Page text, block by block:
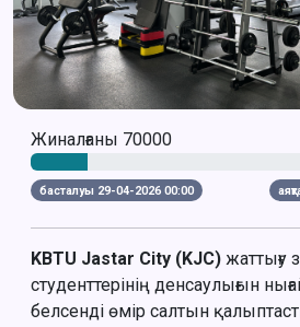
Жиналғаны 70000
басталуы 29-04-2026 00:00
KBTU Jastar City (KJC) жаттығу
студенттерінің денсаулығын
белсенді өмір салтын